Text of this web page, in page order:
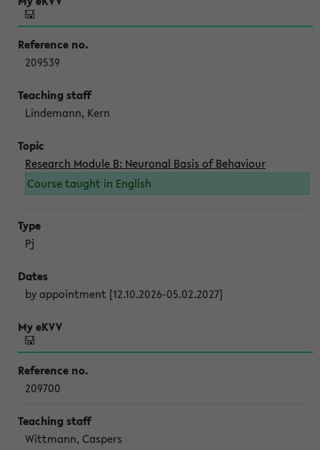
209539
Lindemann, Kern
Research Module B: Neuronal Basis of Behaviour
Course taught in English
Pj
by appointment [12.10.2026-05.02.2027]
209700
Wittmann, Caspers